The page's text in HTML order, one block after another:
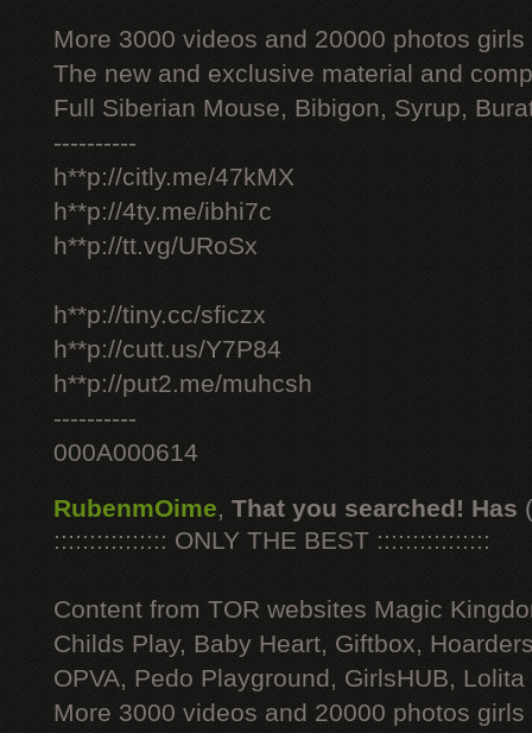
More 3000 videos and 20000 photos
The new and exclusive material and
Full Siberian Mouse, Bibigon, Syrup,
----------
h**p://citly.me/47kMX
h**p://4ty.me/ibhi7c
h**p://tt.vg/URoSx
h**p://tiny.cc/sficzx
h**p://cutt.us/Y7P84
h**p://put2.me/muhcsh
----------
000A000614
RubenmOime, That you searched! Has
:::::::::::::::: ONLY THE BEST ::::::::::::::::
Content from TOR websites Magic
Childs Play, Baby Heart, Giftbox,
OPVA, Pedo Playground, GirlsHUB, Lolita
More 3000 videos and 20000 photos